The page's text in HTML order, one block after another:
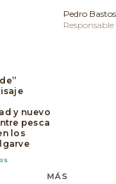
y nuevo
pesca
los
Pedro Bastos
MÁS